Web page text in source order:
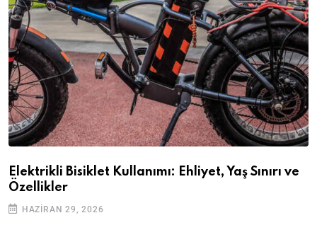
Elektrikli Bisiklet Kullanımı: Ehliyet, Yaş Sınırı ve
Özellikler
HAZIRAN 29, 2026